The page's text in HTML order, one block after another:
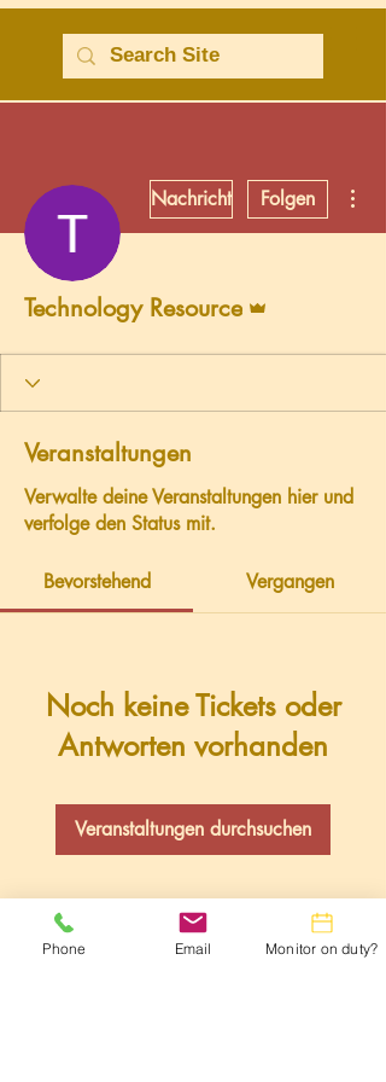
Nachricht Folgen
Technology Resource
Veranstaltungen
Verwalte deine Veranstaltungen hier und
verfolge den Status mit.
Bevorstehend Vergangen
Noch keine Tickets oder
Antworten vorhanden
Veranstaltungen durchsuchen
Phone Email Monitor on duty?